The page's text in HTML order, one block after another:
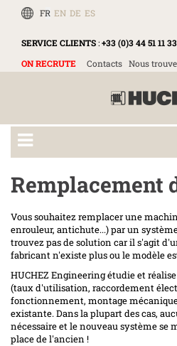
FR EN DE ES
SERVICE CLIENTS:+33 (0)3 44 51 11 33
ON RECRUTE
Contacts Nous
Remplacement
Vous souhaitez remplacer une
enrouleur, antichute...) par un
trouvez pas de solution car il s'agit
fabricant n'existe plus ou le modèle
HUCHEZ Engineering étudie et
(taux d'utilisation, raccordement
fonctionnement, montage
existante. Dans la plupart des cas,
nécessaire et le nouveau système se
place de l'ancien !